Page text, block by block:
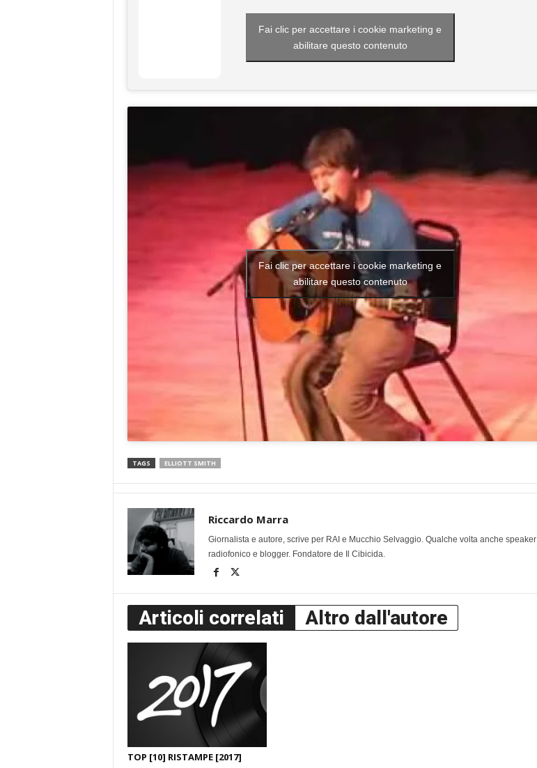
Fai clic per accettare i cookie marketing e
abilitare questo contenuto
Fai clic per accettare i cookie marketing e
abilitare questo contenuto
TAGS ELLIOTT SMITH
Riccardo Marra
Giornalista e autore, scrive per RAI e Mucchio Selvaggio. Qualche volta anche speaker
radiofonico e blogger. Fondatore de Il Cibicida.
Articoli correlati Altro dall'autore
TOP [10] RISTAMPE [2017]